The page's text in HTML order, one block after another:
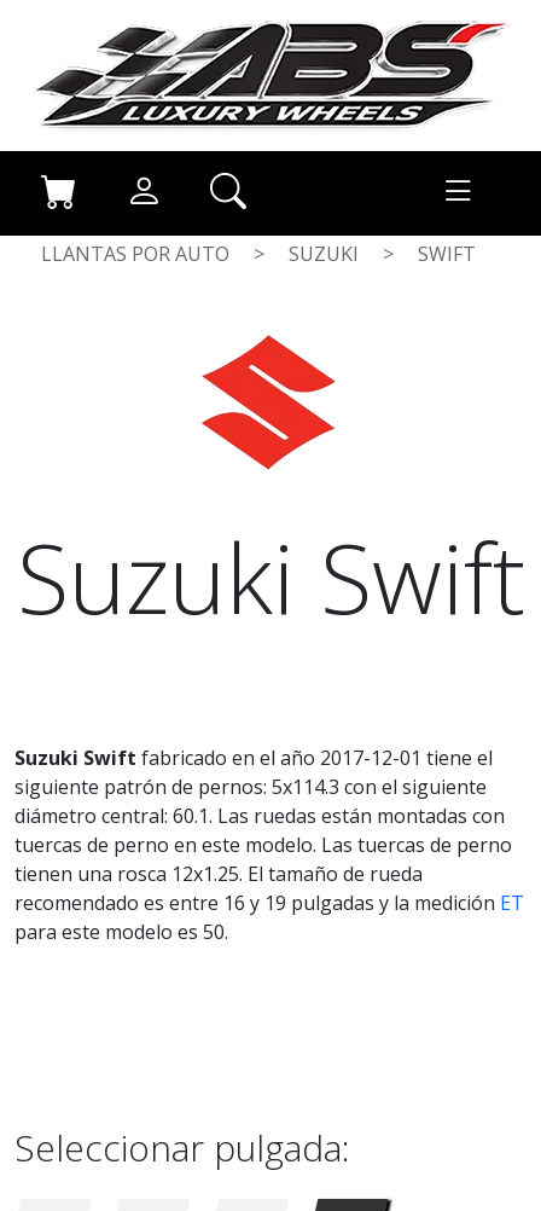
LLANTAS POR AUTO > SUZUKI > SWIFT
Suzuki Swift
Suzuki Swift fabricado en el año 2017-12-01 tiene el
siguiente patrón de pernos: 5x114.3 con el siguiente
diámetro central: 60.1. Las ruedas están montadas con
tuercas de perno en este modelo. Las tuercas de perno
tienen una rosca 12x1.25. El tamaño de rueda
recomendado es entre 16 y 19 pulgadas y la medición ET
para este modelo es 50.
Seleccionar pulgada: